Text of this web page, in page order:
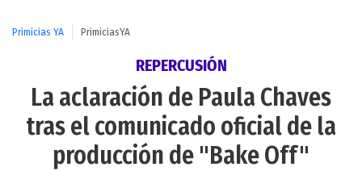
Primicias YA PrimiciasYA
REPERCUSIÓN
La aclaración de Paula Chaves
tras el comunicado oficial de la
producción de "Bake Off"